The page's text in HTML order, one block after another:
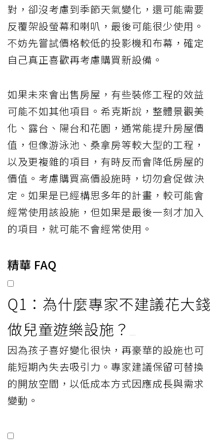
對，卻沒考慮到季節天氣變化，還可能需要
反覆架設螢幕和喇叭，最後可能很少使用。
不妨先嘗試價格較低的投影機和布幕，確定
自己真正喜歡再考慮購買新設備。
如果未來會出售房屋，有些裝修工程的效益
可能不如其他項目。希克斯說，整體景觀美
化、露台、陽台和花園，通常能提升房屋價
值，但像游泳池、桑拿房等較大型的工程，
以及更複雜的項目，有時反而會降低房屋的
價值。考慮購買高價設施時，切勿倉促做決
定。如果是已經構思多年的計畫，較可能會
經常使用該設施，但如果是最後一刻才加入
的項目，就可能不會經常使用。
精華 FAQ
Q1：為什麼專家不建議花大錢
做兒童遊樂設施？
因為孩子喜好變化很快，再豪華的設施也可
能短期內失去吸引力。專家建議保留可替換
的開放空間，以低成本方式因應成長與需求
變動。